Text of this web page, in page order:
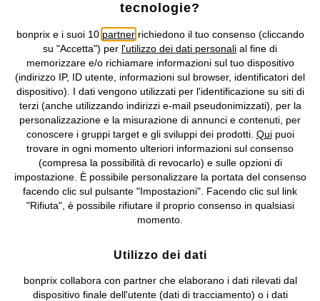
Condizioni di vendita Accessibilità
Informativa privacy e cookie Gestione dei cookie
Informazioni legali Diritto di recesso
©2026 bonprix.Tutti i diritti riservati.
bonprix S.r.l. con socio unico, sede legale: via Adua 33 - 13855
Valdengo (BI) C.F. 01510910027 - P.I. 01939830020, Reg. Imprese di
Biella n. 01510910027, R.E.A. BI - 171345, N. Reg. Pile:
IT09060P00000858, N. Reg. AEE: IT08020000002105 Capitale
Sociale: euro 1.000.000 i.v, Società soggetta all'attività di direzione
e coordinamento di bonprix Beteiligungs -Verwaltungsgesellschaft
mbH.
tecnologie?
bonprix e i suoi 10 partnerrichiedono il tuo consenso (cliccando
su "Accetta") per l'utilizzo dei dati personali al fine di
memorizzare e/o richiamare informazioni sul tuo dispositivo
(indirizzo IP, ID utente, informazioni sul browser, identificatori del
dispositivo). I dati vengono utilizzati per l'identificazione su siti di
terzi (anche utilizzando indirizzi e-mail pseudonimizzati), per la
personalizzazione e la misurazione di annunci e contenuti, per
conoscere i gruppi target e gli sviluppi dei prodotti. Quipuoi
trovare in ogni momento ulteriori informazioni sul consenso
(compresa la possibilità di revocarlo) e sulle opzioni di
impostazione. È possibile personalizzare la portata del consenso
facendo clic sul pulsante "Impostazioni". Facendo clic sul link
"Rifiuta", è possibile rifiutare il proprio consenso in qualsiasi
momento.
Utilizzo dei dati
bonprix collabora con partner che elaborano i dati rilevati dal
dispositivo finale dell'utente (dati di tracciamento) o i dati